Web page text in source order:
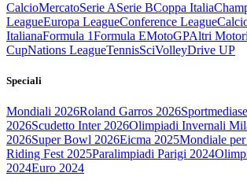
CalcioMercatoSerie ASerie BCoppa Italia
LeagueEuropa LeagueConference League
ItalianaFormula 1Formula EMotoGPAltri Motori
CupNations LeagueTennisSciVolleyDrive UP
Speciali
Mondiali 2026Roland Garros 2026
2026Scudetto Inter 2026Olimpiadi Invernali
2026Super Bowl 2026Eicma 2025Mondiale
Riding Fest 2025Paralimpiadi Parigi 2024
2024Euro 2024